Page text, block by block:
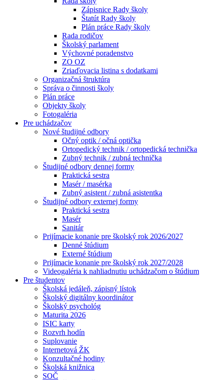
Zápisnice Rady školy
Štatút Rady školy
Plán práce Rady školy
Rada rodičov
Školský parlament
Výchovné poradenstvo
ZO OZ
Zriaďovacia listina s dodatkami
Organizačná štruktúra
Správa o činnosti školy
Plán práce
Objekty školy
Fotogaléria
Pre uchádzačov
Nové študijné odbory
Očný optik / očná optička
Ortopedický technik / ortopedická technička
Zubný technik / zubná technička
Študijné odbory dennej formy
Praktická sestra
Masér / masérka
Zubný asistent / zubná asistentka
Študijné odbory externej formy
Praktická sestra
Masér
Sanitár
Prijímacie konanie pre školský rok 2026/2027
Denné štúdium
Externé štúdium
Prijímacie konanie pre školský rok 2027/2028
Videogaléria k nahliadnutiu uchádzačom o štúdium
Pre študentov
Školská jedáleň, zápisný lístok
Školský digitálny koordinátor
Školský psychológ
Maturita 2026
ISIC karty
Rozvrh hodín
Suplovanie
Internetová ŽK
Konzultačné hodiny
Školská knižnica
SOČ